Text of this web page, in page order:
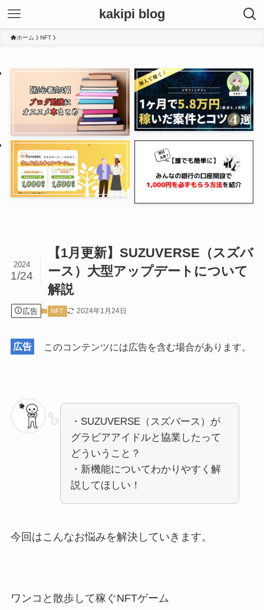
kakipi blog
ホーム NFT
【1月更新】SUZUVERSE（スズバ
ース）大型アップデートについて
解説
2024
1/24
広告 NFT 2024年1月24日
広告 このコンテンツには広告を含む場合があります。
・SUZUVERSE（スズバース）が
グラビアアイドルと協業したって
どういうこと？
・新機能についてわかりやすく解
説してほしい！
今回はこんなお悩みを解決していきます。
ワンコと散歩して稼ぐNFTゲーム